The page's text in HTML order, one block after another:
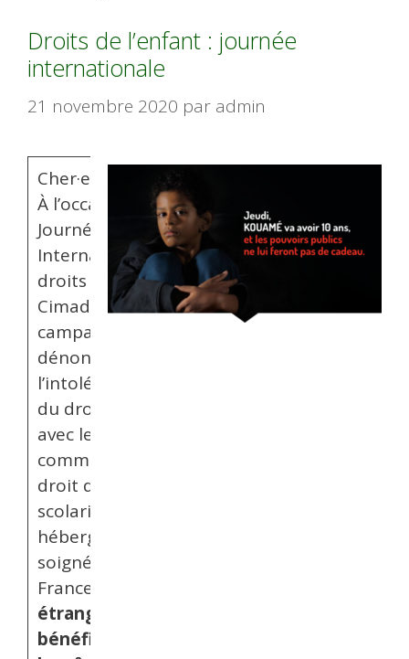
Droits de l’enfant : journée
internationale
21 novembre 2020 par admin
Cher·e·s Ami·e·s,
À l’occasion de la
Journée
Internationale des
droits de l’enfant, La
Cimade lance une
campagne pour
dénoncer
l’intolérable. Privé·e·s
du droit de vivre
avec leurs parents,
comme Kouamé, du
droit d’être
scolarisé·e·s,
hébergé·e·s,
soigné·e·s, en
France,
étranger·e·s ne
bénéficient pas de